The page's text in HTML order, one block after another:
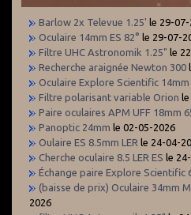
Barlow 2x Televue 1.25' le 29-
Oculaire 14mm ES 82° le 29-07-
Filtre UHC Astronomik 1.25" le
Recherche araignée Newton 300
Oculaire Explore Scientific 14mm
Filtre polarisant variable Orion
Paire oculaires APM UFF 18mm
Panoptic 24mm le 02-05-2026
Oulaire ES 8.5mm LER le 24-04-
Cherche oculaire 8.5 LER ES le
Échange paire Explore Scientific
(baisse de prix) Oculaire 34mm
2026